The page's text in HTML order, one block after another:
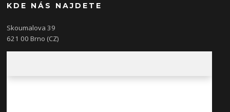
KDE NÁS NAJDETE
Skoumalova 39
621 00 Brno (CZ)